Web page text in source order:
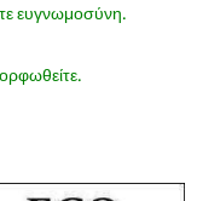
ευγνωμοσύνη.